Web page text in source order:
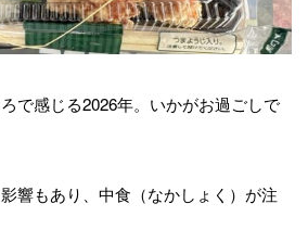
で感じる2026年。いかがお過ごしで
響もあり、中食（なかしょく）が注